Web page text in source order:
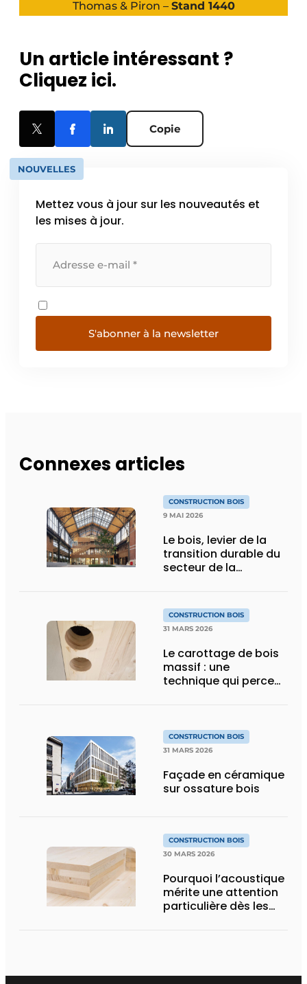
Thomas & Piron – Stand 1440
Un article intéressant ?
Cliquez ici.
Copie
NOUVELLES
Mettez vous à jour sur les nouveautés et
les mises à jour.
S'abonner à la newsletter
Connexes articles
CONSTRUCTION BOIS
9 MAI 2026
Le bois, levier de la
transition durable du
secteur de la
CONSTRUCTION BOIS
31 MARS 2026
Le carottage de bois
massif : une
technique qui perce…
CONSTRUCTION BOIS
31 MARS 2026
Façade en céramique
sur ossature bois
CONSTRUCTION BOIS
30 MARS 2026
Pourquoi l’acoustique
mérite une attention
particulière dès les